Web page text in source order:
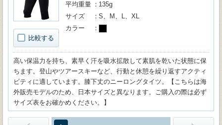
比較する
平均重量
135g
サイズ
S、M、L、XL
カラー
高い保温力を持ち、素早く汗を吸水拡散して素肌を乾いた状態に保
ちます。登山やツアースキーなど、行動と休憩を繰り返すアクティ
ビティに適しています。膝下丈のニーロングタイツ。【こちらは海
外販売モデルのため、日本サイズと異なります。ご購入の際は必ず
サイズ表をお確かめください。】